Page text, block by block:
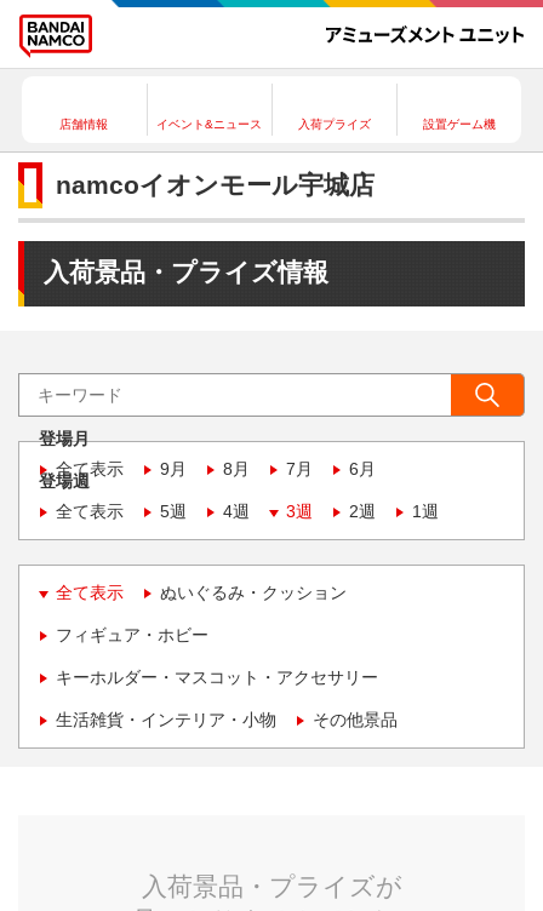
店舗情報 イベント&ニュース 入荷プライズ 設置ゲーム機
namcoイオンモール宇城店
入荷景品・プライズ情報
登場月
全て表示
9月 8月 7月 6月
登場週
全て表示
5週 4週 3週 2週 1週
全て表示 ぬいぐるみ・クッション
フィギュア・ホビー
キーホルダー・マスコット・アクセサリー
生活雑貨・インテリア・小物 その他景品